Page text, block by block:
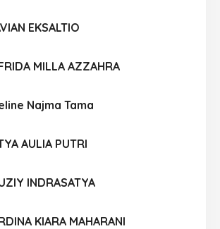
EKSALTIO
MILLA AZZAHRA
Najma Tama
AULIA PUTRI
INDRASATYA
KIARA MAHARANI